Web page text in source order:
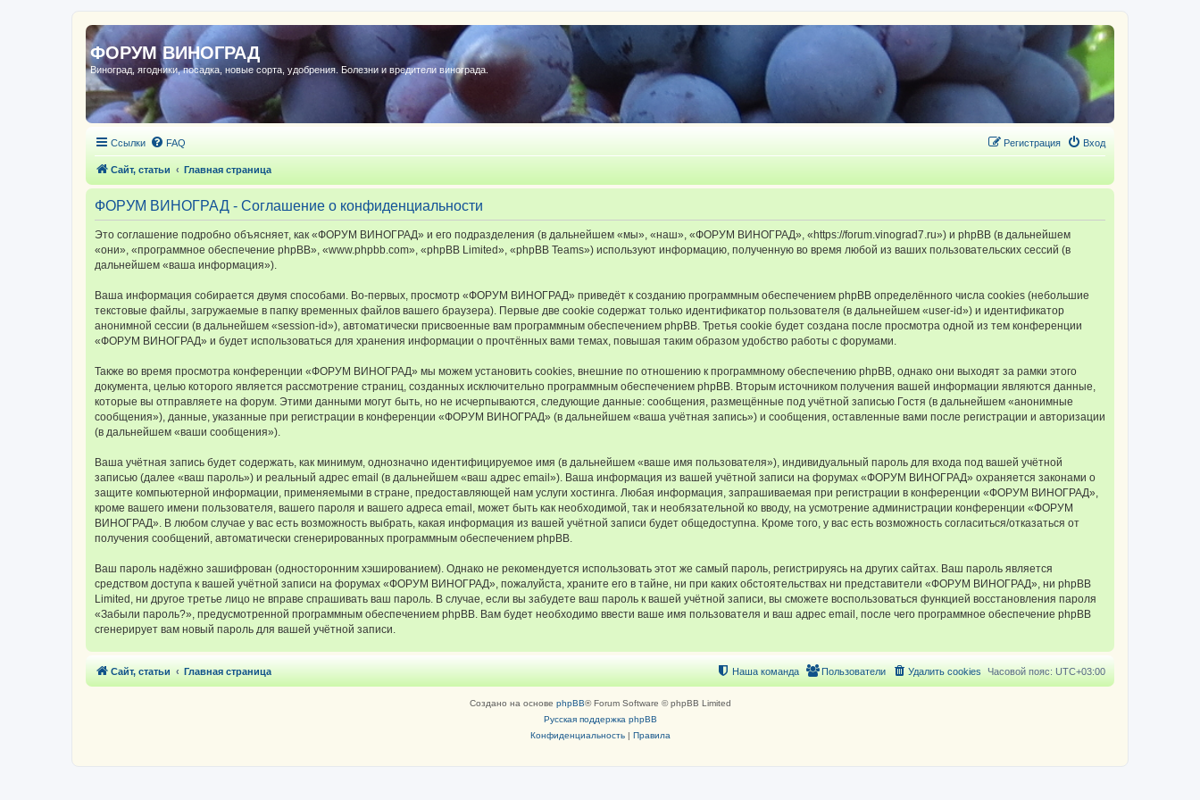
ФОРУМ ВИНОГРАД
Виноград, ягодники, посадка, новые сорта, удобрения. Болезни и вредители винограда.
Ссылки FAQ Вход
Регистрация
Сайт, статьи Главная страница
ФОРУМ ВИНОГРАД - Соглашение о конфиденциальности
Это соглашение подробно объясняет, как «ФОРУМ ВИНОГРАД» и его подразделения (в дальнейшем «мы», «наш», «ФОРУМ ВИНОГРАД», «https://forum.vinograd7.ru») и phpBB (в дальнейшем
«они», «программное обеспечение phpBB», «www.phpbb.com», «phpBB Limited», «phpBB Teams») используют информацию, полученную во время любой из ваших пользовательских сессий (в
дальнейшем «ваша информация»).
Ваша информация собирается двумя способами. Во-первых, просмотр «ФОРУМ ВИНОГРАД» приведёт к созданию программным обеспечением phpBB определённого числа cookies (небольшие
текстовые файлы, загружаемые в папку временных файлов вашего браузера). Первые две cookie содержат только идентификатор пользователя (в дальнейшем «user-id») и идентификатор
анонимной сессии (в дальнейшем «session-id»), автоматически присвоенные вам программным обеспечением phpBB. Третья cookie будет создана после просмотра одной из тем конференции
«ФОРУМ ВИНОГРАД» и будет использоваться для хранения информации о прочтённых вами темах, повышая таким образом удобство работы с форумами.
Также во время просмотра конференции «ФОРУМ ВИНОГРАД» мы можем установить cookies, внешние по отношению к программному обеспечению phpBB, однако они выходят за рамки этого
документа, целью которого является рассмотрение страниц, созданных исключительно программным обеспечением phpBB. Вторым источником получения вашей информации являются данные,
которые вы отправляете на форум. Этими данными могут быть, но не исчерпываются, следующие данные: сообщения, размещённые под учётной записью Гостя (в дальнейшем «анонимные
сообщения»), данные, указанные при регистрации в конференции «ФОРУМ ВИНОГРАД» (в дальнейшем «ваша учётная запись») и сообщения, оставленные вами после регистрации и авторизации
(в дальнейшем «ваши сообщения»).
Ваша учётная запись будет содержать, как минимум, однозначно идентифицируемое имя (в дальнейшем «ваше имя пользователя»), индивидуальный пароль для входа под вашей учётной
записью (далее «ваш пароль») и реальный адрес email (в дальнейшем «ваш адрес email»). Ваша информация из вашей учётной записи на форумах «ФОРУМ ВИНОГРАД» охраняется законами о
защите компьютерной информации, применяемыми в стране, предоставляющей нам услуги хостинга. Любая информация, запрашиваемая при регистрации в конференции «ФОРУМ ВИНОГРАД»,
кроме вашего имени пользователя, вашего пароля и вашего адреса email, может быть как необходимой, так и необязательной ко вводу, на усмотрение администрации конференции «ФОРУМ
ВИНОГРАД». В любом случае у вас есть возможность выбрать, какая информация из вашей учётной записи будет общедоступна. Кроме того, у вас есть возможность согласиться/отказаться от
получения сообщений, автоматически сгенерированных программным обеспечением phpBB.
Ваш пароль надёжно зашифрован (односторонним хэшированием). Однако не рекомендуется использовать этот же самый пароль, регистрируясь на других сайтах. Ваш пароль является
средством доступа к вашей учётной записи на форумах «ФОРУМ ВИНОГРАД», пожалуйста, храните его в тайне, ни при каких обстоятельствах ни представители «ФОРУМ ВИНОГРАД», ни phpBB
Limited, ни другое третье лицо не вправе спрашивать ваш пароль. В случае, если вы забудете ваш пароль к вашей учётной записи, вы сможете воспользоваться функцией восстановления пароля
«Забыли пароль?», предусмотренной программным обеспечением phpBB. Вам будет необходимо ввести ваше имя пользователя и ваш адрес email, после чего программное обеспечение phpBB
сгенерирует вам новый пароль для вашей учётной записи.
Сайт, статьи Главная страница Часовой пояс: UTC+03:00
Удалить cookies
Пользователи
Наша команда
Создано на основе phpBB® Forum Software © phpBB Limited
Русская поддержка phpBB
Конфиденциальность| Правила